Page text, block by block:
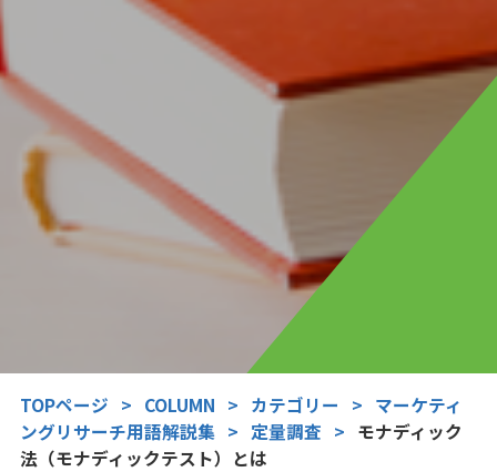
TOPページ > COLUMN > カテゴリー > マーケティ
ングリサーチ用語解説集 > 定量調査 > モナディック
法（モナディックテスト）とは